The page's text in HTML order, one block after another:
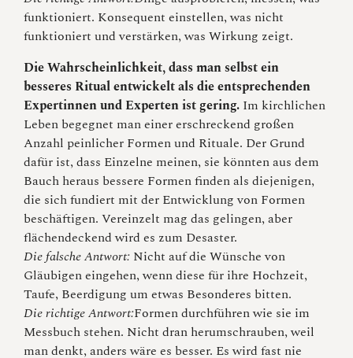
funktioniert. Konsequent einstellen, was nicht
funktioniert und verstärken, was Wirkung zeigt.
Die Wahrscheinlichkeit, dass man selbst ein
besseres Ritual entwickelt als die entsprechenden
Expertinnen und Experten ist gering. Im kirchlichen
Leben begegnet man einer erschreckend großen
Anzahl peinlicher Formen und Rituale. Der Grund
dafür ist, dass Einzelne meinen, sie könnten aus dem
Bauch heraus bessere Formen finden als diejenigen,
die sich fundiert mit der Entwicklung von Formen
beschäftigen. Vereinzelt mag das gelingen, aber
flächendeckend wird es zum Desaster.
Die falsche Antwort: Nicht auf die Wünsche von
Gläubigen eingehen, wenn diese für ihre Hochzeit,
Taufe, Beerdigung um etwas Besonderes bitten.
Die richtige Antwort:Formen durchführen wie sie im
Messbuch stehen. Nicht dran herumschrauben, weil
man denkt, anders wäre es besser. Es wird fast nie